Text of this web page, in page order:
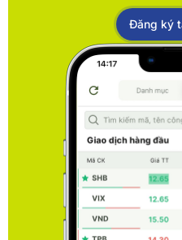
Đăng ký